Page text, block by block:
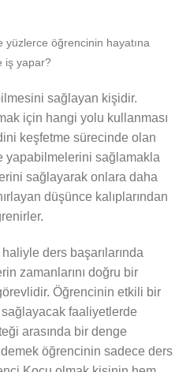
yüzlerce öğrencinin hayatına
iş yapar?
sağlayan kişidir.
için hangi yolu kullanması
keşfetme sürecinde olan
yapabilmelerini sağlamakla
sağlayarak onlara daha
düşünce kalıplarından
ders başarılarında
zamanlarını doğru bir
Öğrencinin etkili bir
faaliyetlerde
arasında bir denge
öğrencinin sadece ders